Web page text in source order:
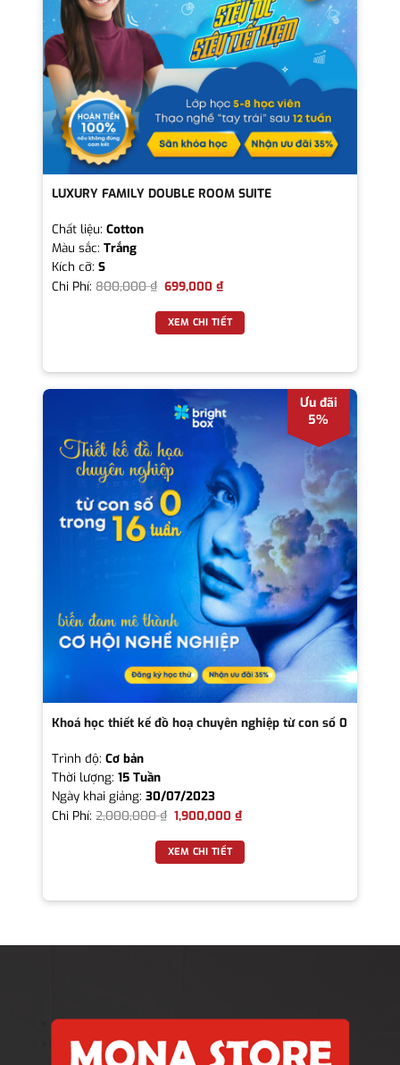
LUXURY FAMILY DOUBLE ROOM SUITE
Chất liệu:Cotton
Màu sắc:Trắng
Kích cỡ:S
Chi Phí:800,000₫ 699,000₫
XEM CHI TIẾT
Ưu đãi
5%
Khoá học thiết kế đồ hoạ chuyên nghiệp từ con số 0
Trình độ:Cơ bản
Thời lượng:15 Tuần
Ngày khai giảng:30/07/2023
Chi Phí:2,000,000₫ 1,900,000₫
XEM CHI TIẾT